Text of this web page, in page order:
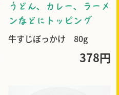
牛すじぼっかけ 80g
うどん、カレー、ラーメ
ンなどにトッピング
378円